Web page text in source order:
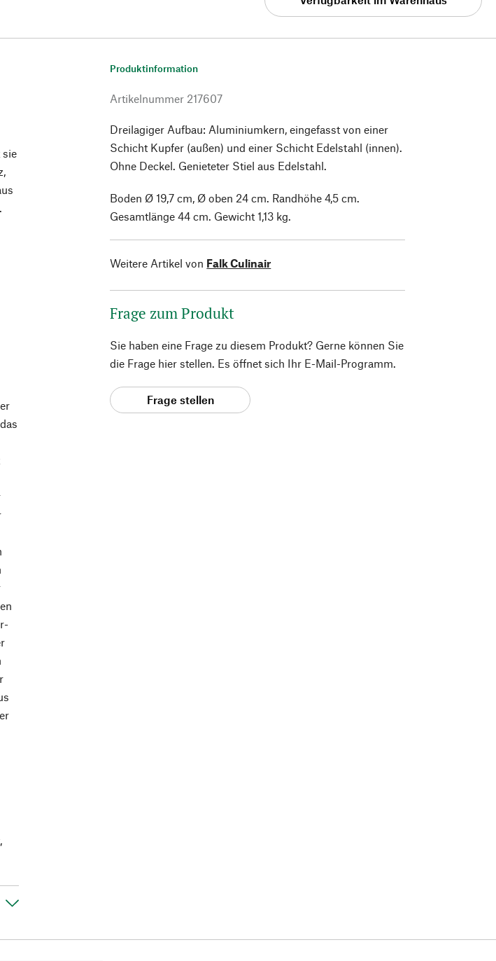
sie
Produktinformation
Artikelnummer 217607
Dreilagiger Aufbau: Aluminiumkern, eingefasst von einer
Schicht Kupfer (außen) und einer Schicht Edelstahl (innen).
Ohne Deckel. Genieteter Stiel aus Edelstahl.
Boden Ø 19,7 cm, Ø oben 24 cm. Randhöhe 4,5 cm.
Gesamtlänge 44 cm. Gewicht 1,13 kg.
Weitere Artikel von Falk Culinair
Frage zum Produkt
Sie haben eine Frage zu diesem Produkt? Gerne können Sie
die Frage hier stellen. Es öffnet sich Ihr E-Mail-Programm.
Frage stellen